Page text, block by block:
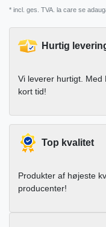
* incl. ges. TVA. la care se
Hurtig
Vi leverer hurtigt.
kort tid!
Top kvalitet
Produkter af højeste
producenter!